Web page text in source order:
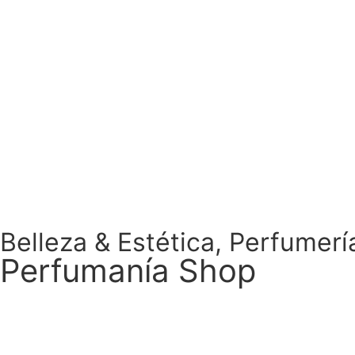
Belleza & Estética,
Perfumanía Shop